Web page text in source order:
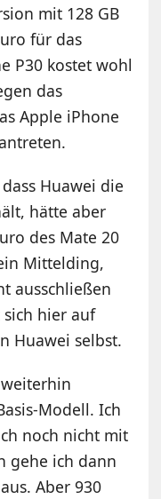
mit 128 GB
für das
P30 kostet wohl
das
Apple iPhone
Huawei die
hätte aber
des Mate 20
Mittelding,
ausschließen
hier auf
Huawei selbst.
Modell. Ich
noch nicht mit
gehe ich dann
Aber 930